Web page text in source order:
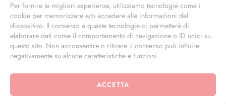
Per fornire le migliori esperienze, utilizziamo tecnologie come i
cookie per memorizzare e/o accedere alle informazioni del
dispositivo. Il consenso a queste tecnologie ci permetterà di
elaborare dati come il comportamento di navigazione o ID unici su
questo sito. Non acconsentire o ritirare il consenso può influire
negativamente su alcune caratteristiche e funzioni.
ACCETTA
info@masterphil.it